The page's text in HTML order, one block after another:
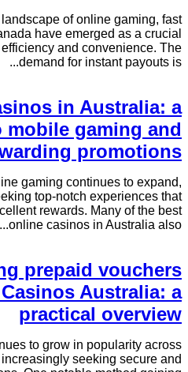
of online gaming, fast
have emerged as a crucial
and convenience. The
demand for instant payouts is...
in Australia: a
mobile gaming and
promotions
gaming continues to expand,
top-notch experiences that
rewards. Many of the best
online casinos in Australia also...
prepaid vouchers
Australia: a
practical overview
to grow in popularity across
seeking secure and